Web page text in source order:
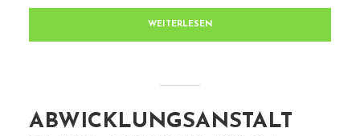
WEITERLESEN
ABWICKLUNGSANSTALT